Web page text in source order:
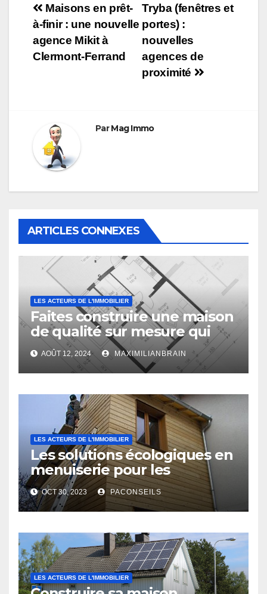
Navigation
de
l’article
Tryba (fenêtres et
portes) :
nouvelles
agences de
proximité
Maisons en prêt-
à-finir : une nouvelle
agence Mikit à
Clermont-Ferrand
ParMag Immo
ARTICLES CONNEXES
LES ACTEURS DE L'IMMOBILIER
Faites construire une maison
de qualité sur mesure qui
vous ressemble !
AOÛT 12, 2024 MAXIMILIANBRAIN
LES ACTEURS DE L'IMMOBILIER
Les solutions écologiques en
menuiserie pour les
professionnels du bâtiment
OCT 30, 2023 PACONSEILS
LES ACTEURS DE L'IMMOBILIER